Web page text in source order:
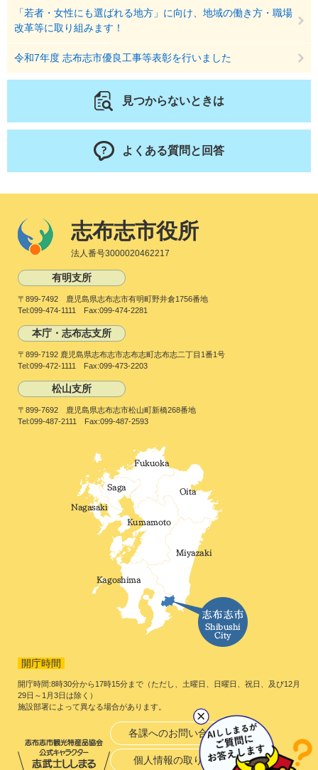
「若者・女性にも選ばれる地方」に向け、地域の働き方・職場
改革等に取り組みます！
令和7年度 志布志市優良工事等表彰を行いました
見つからないときは
よくある質問と回答
志布志市役所
法人番号3000020462217
有明支所
〒899-7492 鹿児島県志布志市有明町野井倉1756番地
Tel:099-474-1111 Fax:099-474-2281
本庁・志布志支所
〒899-7192 鹿児島県志布志市志布志町志布志二丁目1番1号
Tel:099-472-1111 Fax:099-473-2203
松山支所
〒899-7692 鹿児島県志布志市松山町新橋268番地
Tel:099-487-2111 Fax:099-487-2593
開庁時間
開庁時間:8時30分から17時15分まで（ただし、土曜日、日曜日、祝日、及び12月
29日～1月3日は除く）
施設部署によって異なる場合があります。
各課へのお問い合わせ
個人情報の取り扱い